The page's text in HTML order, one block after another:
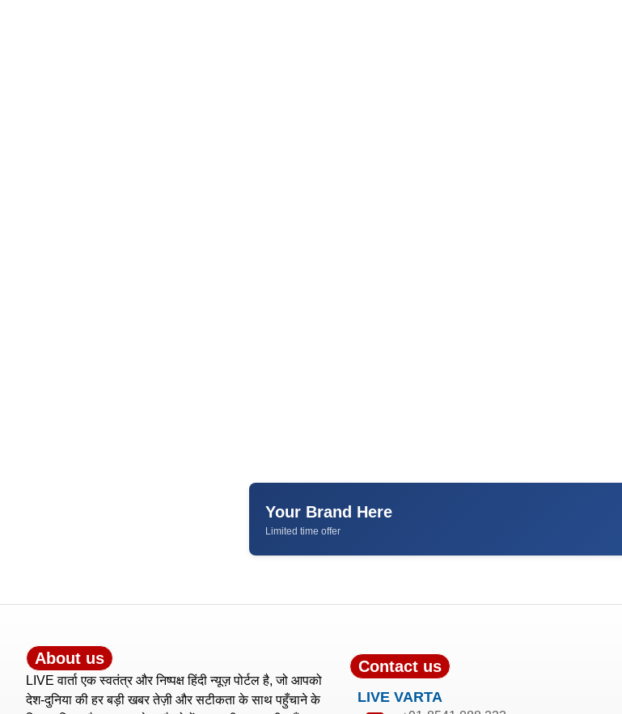
Your Brand Here
Limited time offer
About us
LIVE वार्ता एक स्वतंत्र और निष्पक्ष हिंदी न्यूज़ पोर्टल है, जो आपको
देश-दुनिया की हर बड़ी खबर तेज़ी और सटीकता के साथ पहुँचाने के
Contact us
LIVE VARTA